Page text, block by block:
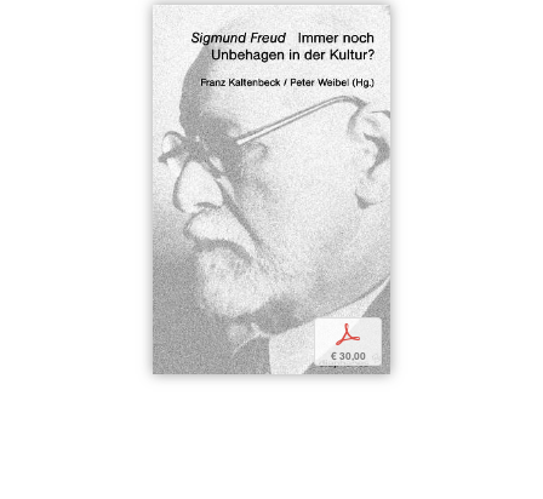
p
€ 30,00